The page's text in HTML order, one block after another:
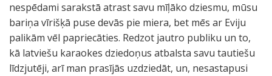
nespēdami sarakstā atrast savu mīļāko dziesmu, mūsu
bariņa vīrišķā puse devās pie miera, bet mēs ar Eviju
palikām vēl papriecāties. Redzot jautro publiku un to,
kā latviešu karaokes dziedoņus atbalsta savu tautiešu
līdzjutēji, arī man prasījās uzdziedāt, un, nesastapusi